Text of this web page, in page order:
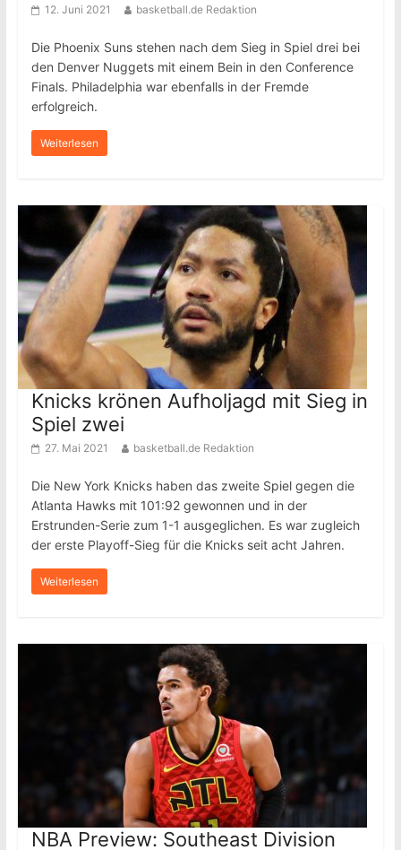
12. Juni 2021 basketball.de Redaktion
Die Phoenix Suns stehen nach dem Sieg in Spiel drei bei
den Denver Nuggets mit einem Bein in den Conference
Finals. Philadelphia war ebenfalls in der Fremde
erfolgreich.
Weiterlesen
Knicks krönen Aufholjagd mit Sieg in
Spiel zwei
27. Mai 2021 basketball.de Redaktion
Die New York Knicks haben das zweite Spiel gegen die
Atlanta Hawks mit 101:92 gewonnen und in der
Erstrunden-Serie zum 1-1 ausgeglichen. Es war zugleich
der erste Playoff-Sieg für die Knicks seit acht Jahren.
Weiterlesen
NBA Preview: Southeast Division